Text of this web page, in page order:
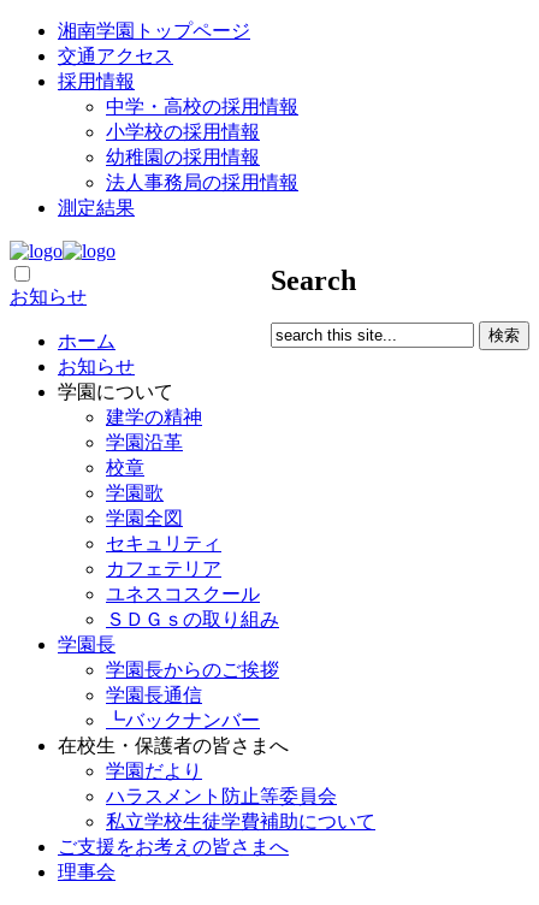
湘南学園トップページ
交通アクセス
採用情報
中学・高校の採用情報
小学校の採用情報
幼稚園の採用情報
法人事務局の採用情報
測定結果
Search
お知らせ
ホーム
お知らせ
学園について
建学の精神
学園沿革
校章
学園歌
学園全図
セキュリティ
カフェテリア
ユネスコスクール
ＳＤＧｓの取り組み
学園長
学園長からのご挨拶
学園長通信
┗バックナンバー
在校生・保護者の皆さまへ
学園だより
ハラスメント防止等委員会
私立学校生徒学費補助について
ご支援をお考えの皆さまへ
理事会